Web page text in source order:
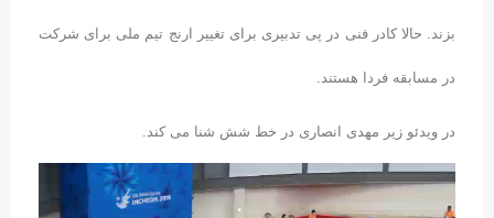
بزند. حالا کادر فنی در پی تدبیری برای تغییر ارنج تیم ملی برای شرکت
در مسابقه فردا هستند.
در ویدئو زیر مهدی انصاری در خط شش شنا می کند.
نمایشگر